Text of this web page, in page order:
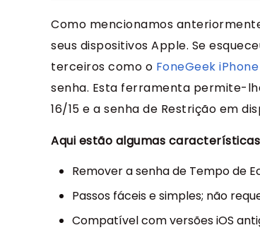
Como mencionamos
seus dispositivos Apple. Se
terceiros como o FoneGeek
senha. Esta ferramenta permite-
16/15 e a senha de Restrição em
Aqui estão algumas
Remover a senha de Tempo de
Passos fáceis e simples; não
Compatível com versões iOS